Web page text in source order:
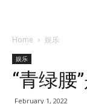
Home 娱乐
娱乐
“青绿腰
February 1, 2022